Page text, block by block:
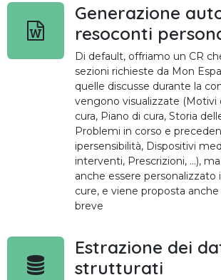
Generazione
resoconti
Di default, offriamo un CR
sezioni richieste da Mon
quelle discusse durante la
vengono visualizzate (Motivi
cura, Piano di cura, Storia
Problemi in corso e
ipersensibilità, Dispositivi
interventi, Prescrizioni, ...),
anche essere personalizzato
cure, e viene proposta
breve
Estrazione dei
strutturati